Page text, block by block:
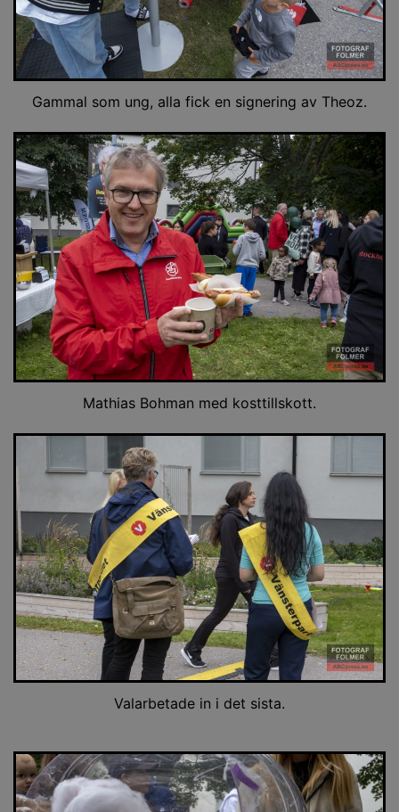
Gammal som ung, alla fick en signering av Theoz.
Mathias Bohman med kosttillskott.
Valarbetade in i det sista.